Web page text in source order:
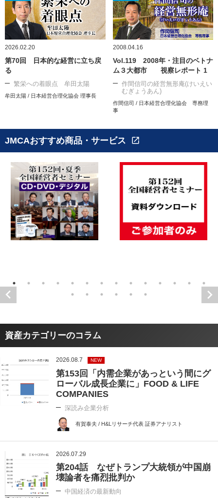
2026.02.20
第70回 日本的な経営に立ち戻
る
繁栄への着眼点 牟田太陽
牟田太陽 / 日本経営合理化協会 理事長
2008.04.16
Vol.119 2008年・注目のベトナ
ム３大都市 視察レポート 1
作間信司の経営無形庵(けいえい
むぎょうあん)
作間信司 / 日本経営合理化協会 専務理
事
JMCAおすすめ商品・サービス open_in_new
資産カテゴリーのコラム
2026.08.7 NEW
第153回「内需企業があっという間にグ
ローバル成長企業に」FOOD & LIFE
COMPANIES
深読み企業分析
有賀泰夫 / H&Lリサーチ代表 証券アナリスト
2026.07.29
第204話 なぜトランプ大統領が中国崩
壊論者を痛烈批判か
中国経済の最新動向